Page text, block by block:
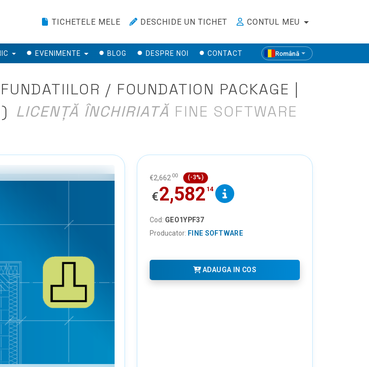
TICHETELE MELE DESCHIDE UN TICHET CONTUL MEU
EVENIMENTE BLOG DESPRE NOI CONTACT Română
/ FOUNDATION PACKAGE |
LICENȚĂ ÎNCHIRIATĂ FINE SOFTWARE
€2,662 00 (-3%)
€2,582 14
Cod: GEO1YPF37
Producator: FINE SOFTWARE
ADAUGA IN COS